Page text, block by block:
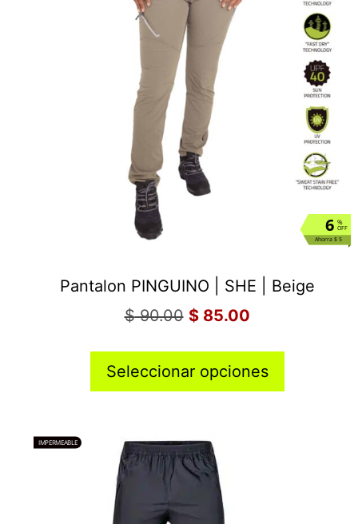
%
OFF
6
Ahorra $ 5
Pantalon PINGUINO | SHE | Beige
$90.00 $85.00
Seleccionar opciones
IMPERMEABLE